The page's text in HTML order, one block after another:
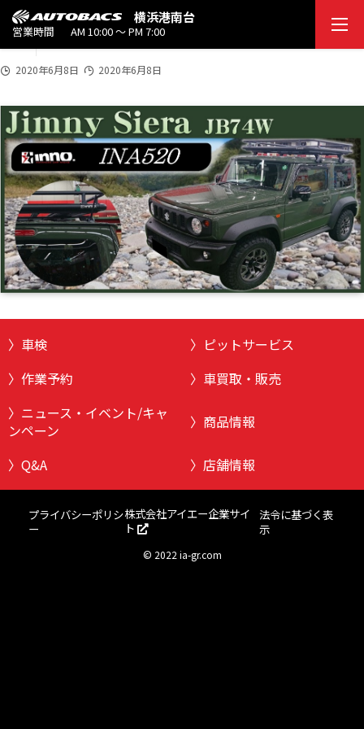
横浜港南台
営業時間 AM 10:00 ～ PM 7:00
bitmap20200608
2020
6/0
8
2020年6月8日 2020年6月8日
車検
ピットサービス
作業予約
車買取・販売
ニュース・イベント/キャ
ンペーン
商品情報
Q&A 店舗情報
プライバシーポリシ
ー
株式会社アイエー企業サイ
ト
法令に基づく表
示
© 2022 ia-gr.com